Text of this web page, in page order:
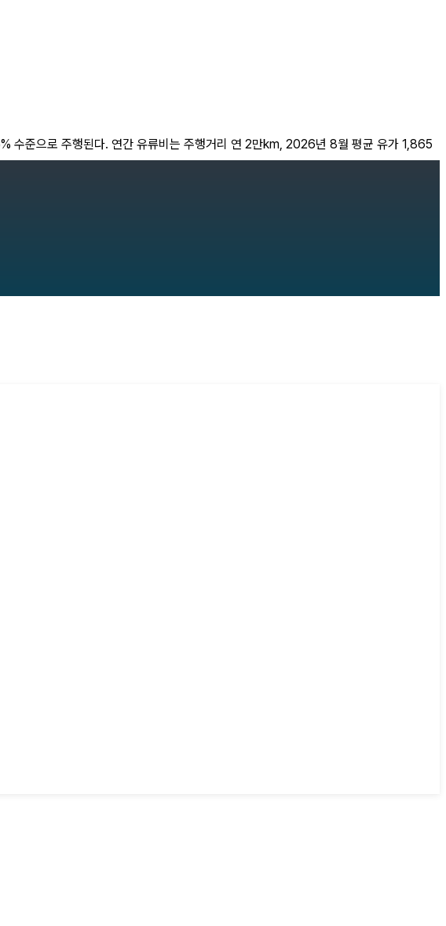
준으로 주행된다. 연간 유류비는 주행거리 연 2만km, 2026년 8월 평균 유가 1,865